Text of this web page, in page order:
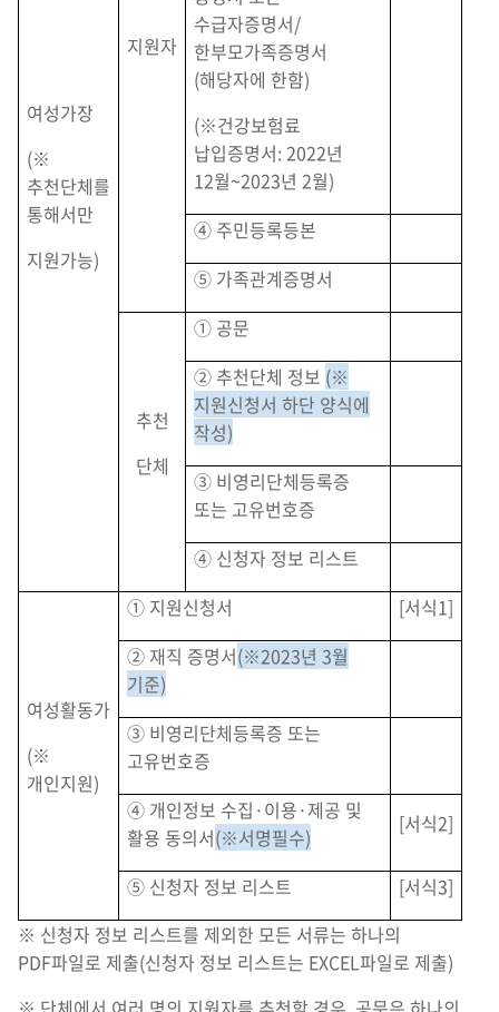
여성가장
(※
추천단체를
통해서만
지원가능)
지원자
수급자증명서/
한부모가족증명서
(해당자에 한함)
(※건강보험료
납입증명서: 2022년
12월~2023년 2월)
④ 주민등록등본
⑤ 가족관계증명서
추천
단체
① 공문
② 추천단체 정보 (※
지원신청서 하단 양식에
작성)
③ 비영리단체등록증
또는 고유번호증
④ 신청자 정보 리스트
여성활동가
(※
개인지원)
① 지원신청서
[서식1]
② 재직 증명서(※2023년 3월
기준)
③ 비영리단체등록증 또는
고유번호증
④ 개인정보 수집·이용·제공 및
활용 동의서(※서명필수)
[서식2]
⑤ 신청자 정보 리스트
[서식3]
※ 신청자 정보 리스트를 제외한 모든 서류는 하나의
PDF파일로 제출(신청자 정보 리스트는 EXCEL파일로 제출)